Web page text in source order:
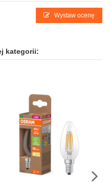
Wystaw ocenę
kategorii: